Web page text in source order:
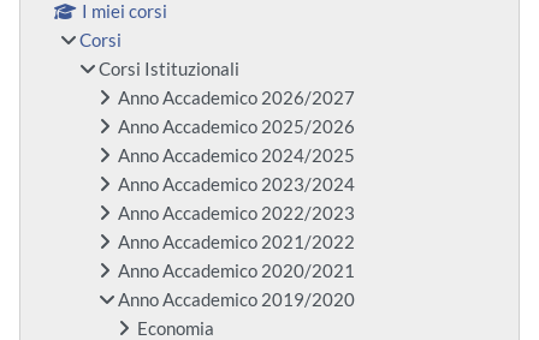
I miei corsi
Corsi
Corsi Istituzionali
Anno Accademico 2026/2027
Anno Accademico 2025/2026
Anno Accademico 2024/2025
Anno Accademico 2023/2024
Anno Accademico 2022/2023
Anno Accademico 2021/2022
Anno Accademico 2020/2021
Anno Accademico 2019/2020
Economia